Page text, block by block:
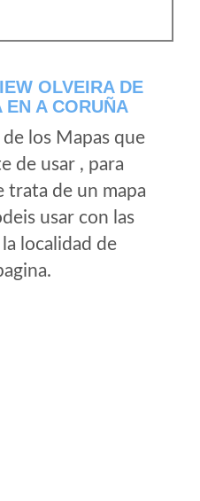
OLVEIRA DE
EN A CORUÑA
los Mapas que
de usar , para
trata de un mapa
usar con las
localidad de